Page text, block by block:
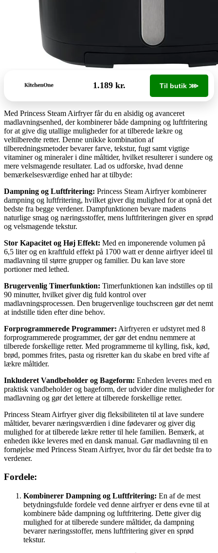
1.189 kr. Til butik ⋙
Med Princess Steam Airfryer får du en alsidig og avanceret
madlavningsenhed, der kombinerer både dampning og luftfritering
for at give dig utallige muligheder for at tilberede lækre og
veltilberedte retter. Denne unikke kombination af
tilberedningsmetoder bevarer farve, tekstur, fugt samt vigtige
vitaminer og mineraler i dine måltider, hvilket resulterer i sundere og
mere velsmagende resultater. Lad os udforske, hvad denne
bemærkelsesværdige enhed har at tilbyde:
Dampning og Luftfritering: Princess Steam Airfryer kombinerer
dampning og luftfritering, hvilket giver dig mulighed for at opnå det
bedste fra begge verdener. Dampfunktionen bevare madens
naturlige smag og næringsstoffer, mens luftfriteringen giver en sprød
og velsmagende tekstur.
Stor Kapacitet og Høj Effekt: Med en imponerende volumen på
6,5 liter og en kraftfuld effekt på 1700 watt er denne airfryer ideel til
madlavning til større grupper og familier. Du kan lave store
portioner med lethed.
Brugervenlig Timerfunktion: Timerfunktionen kan indstilles op til
90 minutter, hvilket giver dig fuld kontrol over
madlavningsprocessen. Den brugervenlige touchscreen gør det nemt
at indstille tiden efter dine behov.
Forprogrammerede Programmer: Airfryeren er udstyret med 8
forprogrammerede programmer, der gør det endnu nemmere at
tilberede forskellige retter. Med programmerne til kylling, fisk, kød,
brød, pommes frites, pasta og risretter kan du skabe en bred vifte af
lækre måltider.
Inkluderet Vandbeholder og Bageform: Enheden leveres med en
praktisk vandbeholder og bageform, der udvider dine muligheder for
madlavning og gør det lettere at tilberede forskellige retter.
Princess Steam Airfryer giver dig fleksibiliteten til at lave sundere
måltider, bevarer næringsværdien i dine fødevarer og giver dig
mulighed for at tilberede lækre retter til hele familien. Bemærk, at
enheden ikke leveres med en dansk manual. Gør madlavning til en
fornøjelse med Princess Steam Airfryer, hvor du får det bedste fra to
verdener.
Fordele:
Kombinerer Dampning og Luftfritering: En af de mest
betydningsfulde fordele ved denne airfryer er dens evne til at
kombinere både dampning og luftfritering. Dette giver dig
mulighed for at tilberede sundere måltider, da dampning
bevarer næringsstoffer, mens luftfritering giver en sprød
tekstur.